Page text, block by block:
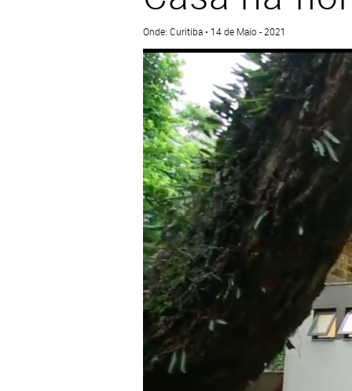
Onde: Curitiba • 14 de Maio - 2021